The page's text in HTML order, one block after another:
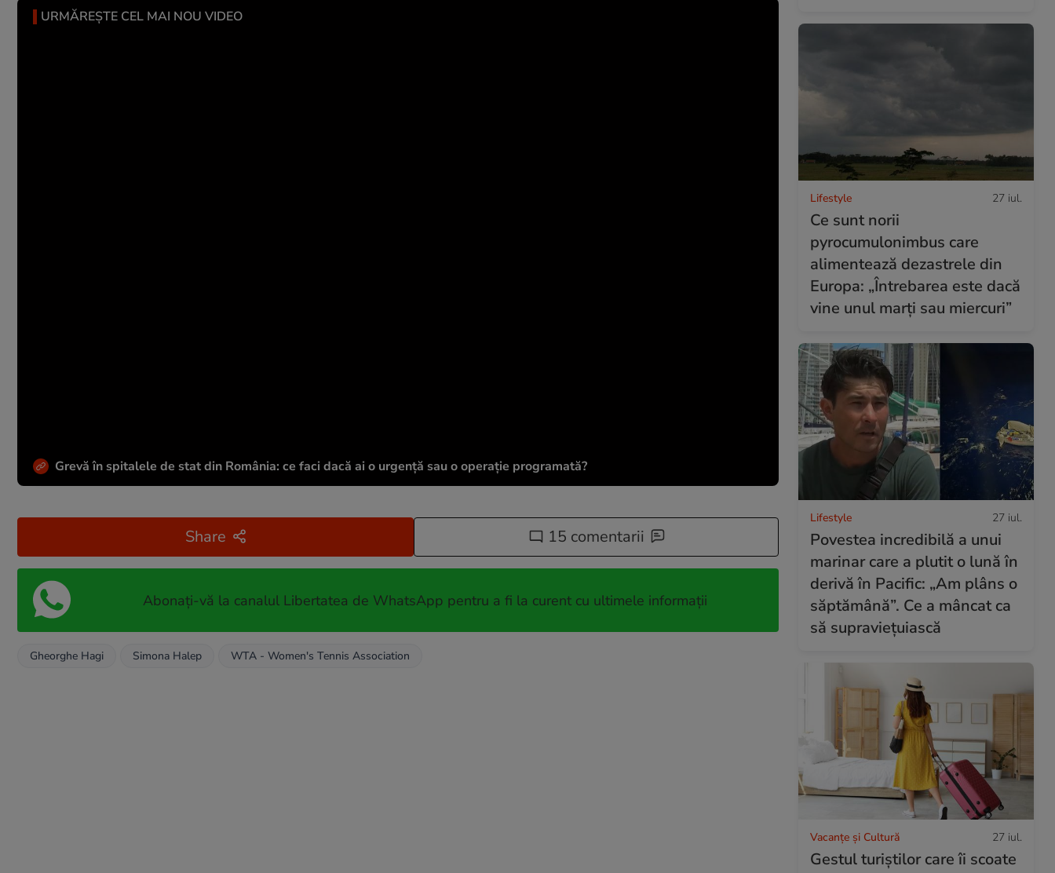
URMĂREȘTE CEL MAI NOU VIDEO
Grevă în spitalele de stat din România: ce faci dacă ai o urgență sau o operație programată?
Share 15 comentarii
Abonați-vă la canalul Libertatea de WhatsApp pentru a fi la curent cu ultimele informații
Gheorghe Hagi Simona Halep WTA - Women's Tennis Association
Lifestyle 27 iul.
Ce sunt norii
pyrocumulonimbus care
alimentează dezastrele din
Europa: „Întrebarea este dacă
vine unul marți sau miercuri”
Lifestyle 27 iul.
Povestea incredibilă a unui
marinar care a plutit o lună în
derivă în Pacific: „Am plâns o
săptămână”. Ce a mâncat ca
să supraviețuiască
Vacanțe și Cultură 27 iul.
Gestul turiștilor care îi scoate